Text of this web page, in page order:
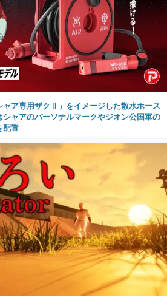
ャア専用ザクⅡ」をイメージした散水ホース
ャアのパーソナルマークやジオン公国軍の
配置